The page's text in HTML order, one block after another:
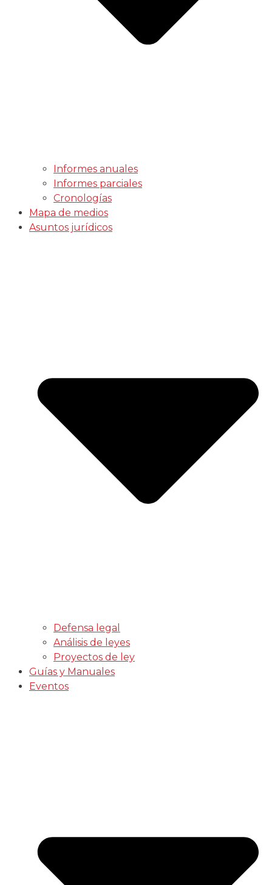
Informes anuales
Informes parciales
Cronologías
Mapa de medios
Asuntos jurídicos
Defensa legal
Análisis de leyes
Proyectos de ley
Guías y Manuales
Eventos